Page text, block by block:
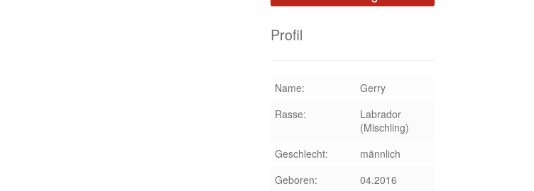
Profil
Name:
Gerry
Rasse:
Labrador
(Mischling)
Geschlecht:
männlich
Geboren:
04.2016